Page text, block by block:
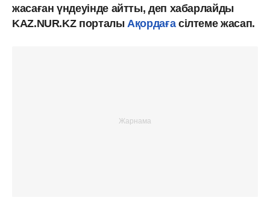
жасаған үндеуінде айтты, деп хабарлайды
KAZ.NUR.KZ порталы Ақордаға сілтеме жасап.